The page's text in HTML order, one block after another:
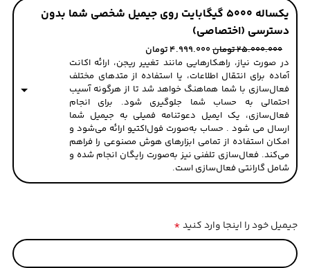
یکساله ۵۰۰۰ گیگابایت روی جیمیل شخصی شما بدون
دسترسی (اختصاصی)
25.000.000تومان4.999.000تومان
در صورت نیاز، راهکارهایی مانند تغییر ریجن، ارائه اکانت
آماده برای انتقال اطلاعات، یا استفاده از متدهای مختلف
فعال‌سازی با شما هماهنگ خواهد شد تا از هرگونه آسیب
احتمالی به حساب شما جلوگیری شود. برای انجام
فعال‌سازی، یک ایمیل دعوتنامه فمیلی به جیمیل شما
ارسال می شود . حساب به‌صورت فول‌اکتیو ارائه می‌شود و
امکان استفاده از تمامی ابزارهای هوش مصنوعی را فراهم
می‌کند. فعال‌سازی تلفنی نیز به‌صورت رایگان انجام شده و
شامل گارانتی فعال‌سازی است.
جیمیل خود را اینجا وارد کنید*